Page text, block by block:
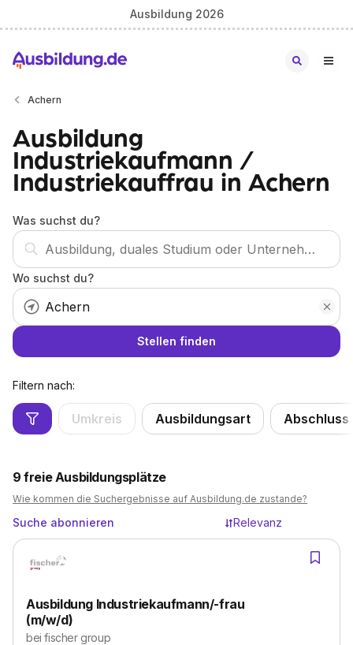
Ausbildung 2026
Achern
Ausbildung
Industriekaufmann /
Industriekauffrau in Achern
Was suchst du?
Wo suchst du?
Stellen finden
Filtern nach:
Umkreis Ausbildungsart Abschluss
9 freie Ausbildungsplätze
Wie kommen die Suchergebnisse auf Ausbildung.de zustande?
Suche abonnieren Relevanz
Ausbildung Industriekaufmann/-frau
(m/w/d)
beifischer group